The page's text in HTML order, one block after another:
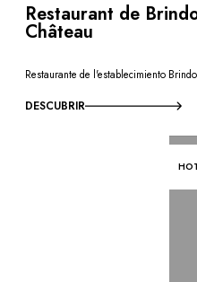
Restaurant de
Château
Restaurante de l'establecimiento
DESCUBRIR